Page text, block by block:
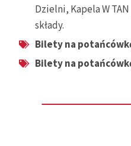
Dzielni, Kapela W
składy.
Bilety na
Bilety na